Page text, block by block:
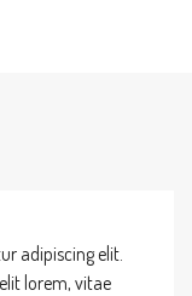
adipiscing elit.
lorem, vitae